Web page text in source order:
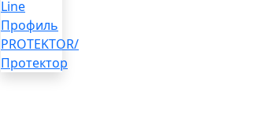
Line
Профиль
PROTEKTOR/
Протектор